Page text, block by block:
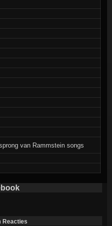
van Rammstein songs
Reacties